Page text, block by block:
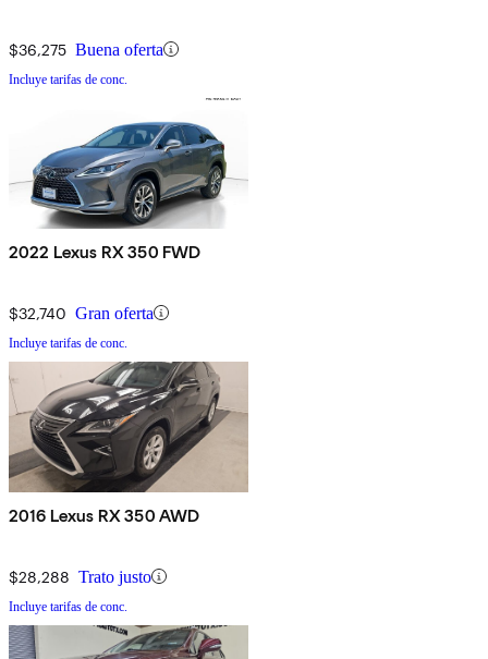
$36,275 Buena oferta
Incluye tarifas de conc.
2022 Lexus RX 350 FWD
$32,740 Gran oferta
Incluye tarifas de conc.
2016 Lexus RX 350 AWD
$28,288 Trato justo
Incluye tarifas de conc.